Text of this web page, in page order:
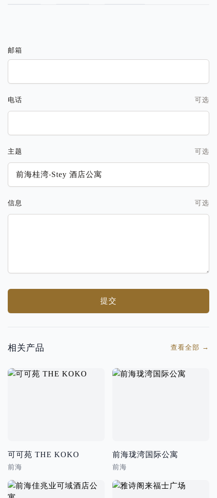
邮箱
电话 可选
主题 可选
信息 可选
提交
相关产品 查看全部 →
可可苑 THE KOKO
前海
前海珑湾国际公寓
前海